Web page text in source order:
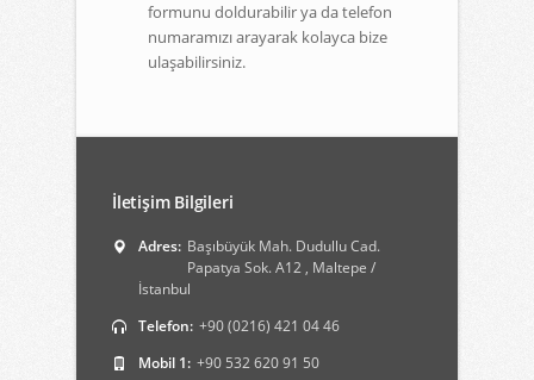
formunu doldurabilir ya da telefon
numaramızı arayarak kolayca bize
ulaşabilirsiniz.
İletişim Bilgileri
Adres: Başıbüyük Mah. Dudullu Cad.
Papatya Sok. A12 , Maltepe /
İstanbul
Telefon: +90 (0216) 421 04 46
Mobil 1: +90 532 620 91 50